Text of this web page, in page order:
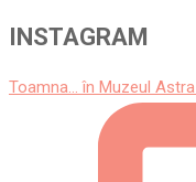
INSTAGRAM
Toamna... în Muzeul